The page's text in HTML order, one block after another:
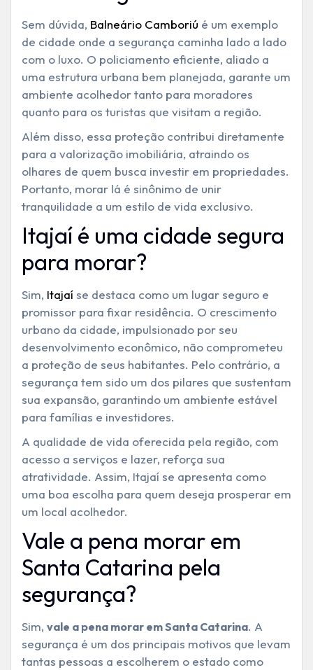
Sem dúvida, Balneário Camboriú é um exemplo
de cidade onde a segurança caminha lado a lado
com o luxo. O policiamento eficiente, aliado a
uma estrutura urbana bem planejada, garante um
ambiente acolhedor tanto para moradores
quanto para os turistas que visitam a região.
Além disso, essa proteção contribui diretamente
para a valorização imobiliária, atraindo os
olhares de quem busca investir em propriedades.
Portanto, morar lá é sinônimo de unir
tranquilidade a um estilo de vida exclusivo.
Itajaí é uma cidade segura
para morar?
Sim, Itajaíse destaca como um lugar seguro e
promissor para fixar residência. O crescimento
urbano da cidade, impulsionado por seu
desenvolvimento econômico, não comprometeu
a proteção de seus habitantes. Pelo contrário, a
segurança tem sido um dos pilares que sustentam
sua expansão, garantindo um ambiente estável
para famílias e investidores.
A qualidade de vida oferecida pela região, com
acesso a serviços e lazer, reforça sua
atratividade. Assim, Itajaí se apresenta como
uma boa escolha para quem deseja prosperar em
um local acolhedor.
Vale a pena morar em
Santa Catarina pela
segurança?
Sim, vale a pena morar em Santa Catarina. A
segurança é um dos principais motivos que levam
tantas pessoas a escolherem o estado como